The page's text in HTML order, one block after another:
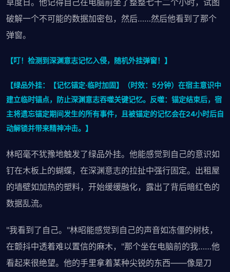
草度日。他记得自己在电脑前坐了整整七十二个小时，试图
破解一个不可能的数据加密包，然后……然后他看到了那个
弹窗。
【叮！检测到深渊意志记忆入侵，随机外挂弹窗！】
【绿品外挂：【记忆锚定·临时加固】（时效：5分钟）在宿主意识中
建立临时锚点，防止深渊意志吞噬关键记忆。反噬：锚定结束后，宿
主将遗忘锚定期间发生的所有事件，且被锚定的记忆会在24小时后自
动解锁并带来精神冲击。】
林昭毫不犹豫地触发了绿品外挂。他能感觉到自己的意识如
钉在木板上的蝴蝶，在深渊意志的拉扯中强行固定。出租屋
的墙壁如加热的塑料，开始缓缓融化，露出了背后暗红色的
数据乱流。
"我看到了自己。"林昭能感觉到自己的声音如冻僵的树枝，
在颤抖中透着难以置信的麻木，"那个坐在电脑前的我……他
看起来很绝望。他的手里拿着某种尖锐的东西——像是刀